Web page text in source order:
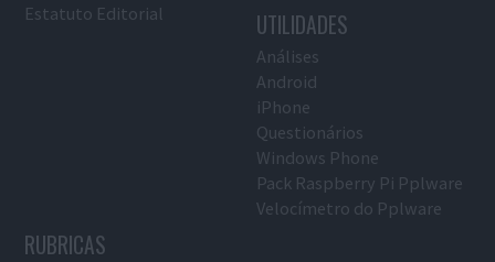
Estatuto Editorial
UTILIDADES
Análises
Android
iPhone
Questionários
Windows Phone
Pack Raspberry Pi Pplware
Velocímetro do Pplware
RUBRICAS